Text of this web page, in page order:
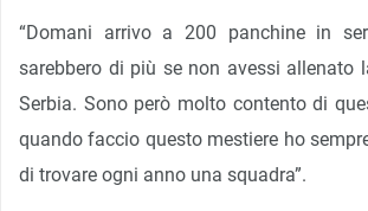
“Domani arrivo a 200 panchine in
sarebbero di più se non avessi allenato
Serbia. Sono però molto contento di
quando faccio questo mestiere ho
di trovare ogni anno una squadra”.